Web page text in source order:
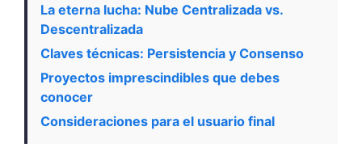
La eterna lucha: Nube Centralizada vs.
Descentralizada
Claves técnicas: Persistencia y Consenso
Proyectos imprescindibles que debes
conocer
Consideraciones para el usuario final